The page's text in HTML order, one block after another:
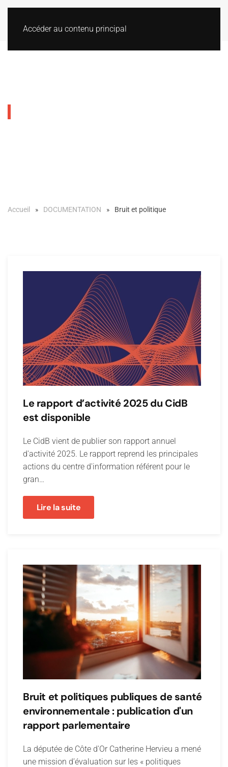
Accéder au contenu principal
Accueil DOCUMENTATION Bruit et politique
Le rapport d’activité 2025 du CidB
est disponible
Le CidB vient de publier son rapport annuel
d'activité 2025. Le rapport reprend les principales
actions du centre d'information référent pour le
gran…
Lire la suite
Bruit et politiques publiques de santé
environnementale : publication d'un
rapport parlementaire
La députée de Côte d'Or Catherine Hervieu a mené
une mission d’évaluation sur les « politiques